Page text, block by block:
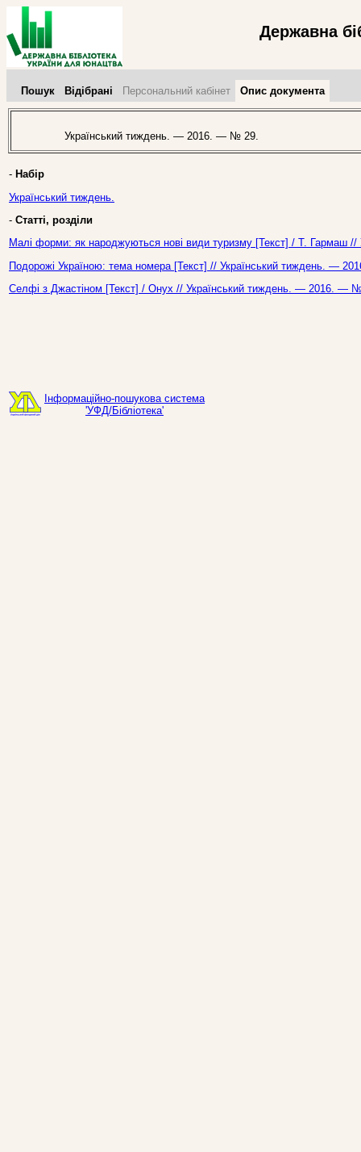
Державна
Пошук Відібрані Персональний кабінет Опис документа
Український тиждень. — 2016. — № 29.
- Набір
Український тиждень.
- Статті, розділи
Малі форми: як народжуються нові види туризму [Текст] / Т.
Подорожі Україною: тема номера [Текст] // Український тиждень. —
Селфі з Джастіном [Текст] / Онух // Український тиждень. — 2016. —
Інформаційно-пошукова система
'УФД/Бібліотека'